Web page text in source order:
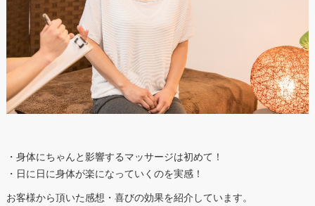
・身体にちゃんと影響するマッサージは初めて！
・日に日に身体が楽になっていくのを実感！
お客様から頂いた感想・喜びの効果を紹介しています。